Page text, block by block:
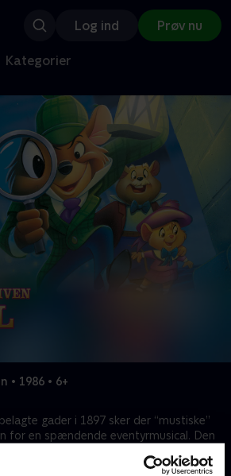
Log ind Prøv nu
Kategorier
• 1986 • 6+
gader i 1897 sker der “mustiske”
for en spændende eventyrmusical. Den